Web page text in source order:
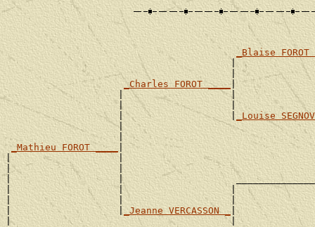
_Blaise FOROT
|
|
_Charles FOROT ____|
|                   |
|                   |
                    |                   |
_Louise
|
|
_Mathieu FOROT ____
|                   |
|                   |
|                   |
|                   |                   |                   |
|                   |                   |
|                   | _Jeanne VERCASSON _
|                                       |